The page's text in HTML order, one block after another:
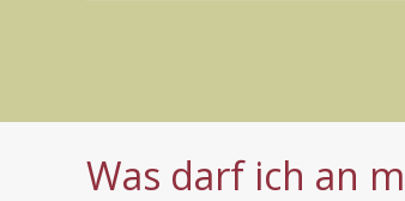
Was darf ich an